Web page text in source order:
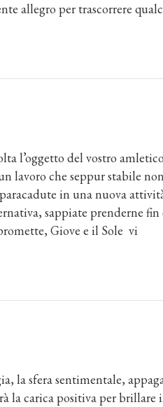
allegro per trascorrere
l’oggetto del vostro amletico
lavoro che seppur stabile non
in una nuova
sappiate prenderne fin
Giove e il Sole vi
la sfera sentimentale,
la carica positiva per brillare